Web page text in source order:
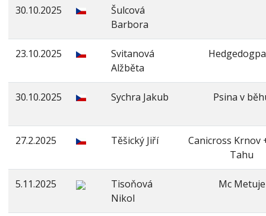
30.10.2025
Šulcová
Barbora
23.10.2025
Svitanová
Alžběta
30.10.2025 Sychra Jakub Psina v
27.2.2025 Těšický Jiří
Canicross Krnov
Tahu
5.11.2025
Tisoňová
Nikol
Mc Metuje